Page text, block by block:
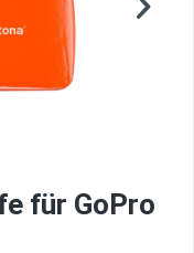
für GoPro